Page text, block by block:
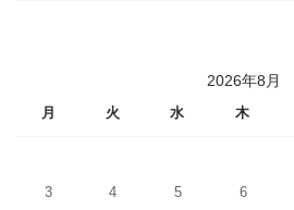
2026年8月
月 火 水 木
3
4 5 6